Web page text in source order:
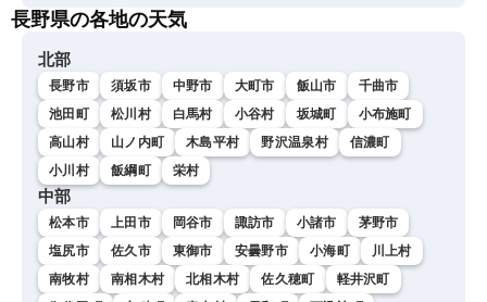
長野県の各地の天気
北部
長野市 須坂市 中野市 大町市 飯山市
千曲市
池田町
松川村 白馬村 小谷村 坂城町
小布施町
高山村
山ノ内町 木島平村 野沢温泉村
信濃町
小川村
飯綱町 栄村
中部
松本市 上田市 岡谷市 諏訪市 小諸市
茅野市
塩尻市
佐久市 東御市 安曇野市 小海町
川上村
南牧村
南相木村 北相木村 佐久穂町
軽井沢町